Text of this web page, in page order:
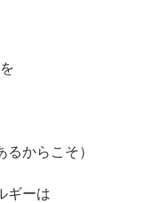
からこそ）
ギーは